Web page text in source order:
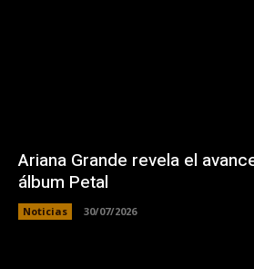
Ariana Grande revela el
álbum Petal
Noticias 30/07/2026